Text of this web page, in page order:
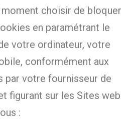
choisir de bloquer
en paramétrant le
votre ordinateur, votre
conformément aux
par votre fournisseur de
figurant sur les Sites web
: